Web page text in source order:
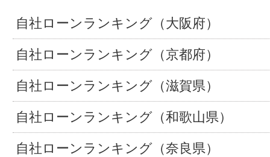
自社ローンランキング（大阪府）
自社ローンランキング（京都府）
自社ローンランキング（滋賀県）
自社ローンランキング（和歌山県）
自社ローンランキング（奈良県）